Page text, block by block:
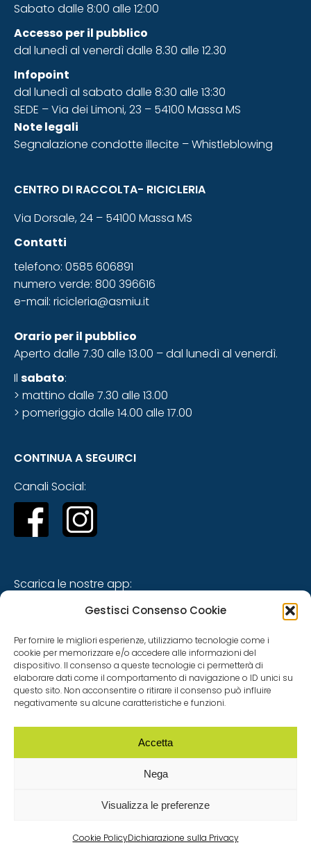
Gestisci Consenso Cookie
Per fornire le migliori esperienze, utilizziamo tecnologie come i
cookie per memorizzare e/o accedere alle informazioni del
dispositivo. Il consenso a queste tecnologie ci permetterà di
elaborare dati come il comportamento di navigazione o ID unici su
questo sito. Non acconsentire o ritirare il consenso può influire
negativamente su alcune caratteristiche e funzioni.
Accetta
Nega
Visualizza le preferenze
Cookie PolicyDichiarazione sulla Privacy
Sabato dalle 8:00 alle 12:00
Accesso per il pubblico
dal lunedì al venerdì dalle 8.30 alle 12.30
Infopoint
dal lunedì al sabato dalle 8:30 alle 13:30
SEDE – Via dei Limoni, 23 – 54100 Massa MS
Note legali
Segnalazione condotte illecite – Whistleblowing
CENTRO DI RACCOLTA- RICICLERIA
Via Dorsale, 24 – 54100 Massa MS
Contatti
telefono: 0585 606891
numero verde: 800 396616
e-mail: ricicleria@asmiu.it
Orario per il pubblico
Aperto dalle 7.30 alle 13.00 – dal lunedì al venerdì.
Il sabato:
> mattino dalle 7.30 alle 13.00
> pomeriggio dalle 14.00 alle 17.00
CONTINUA A SEGUIRCI
Canali Social:
Scarica le nostre app:
Siti tematici
Copyright © 2025 -PRIVACY POLICY UTENTI